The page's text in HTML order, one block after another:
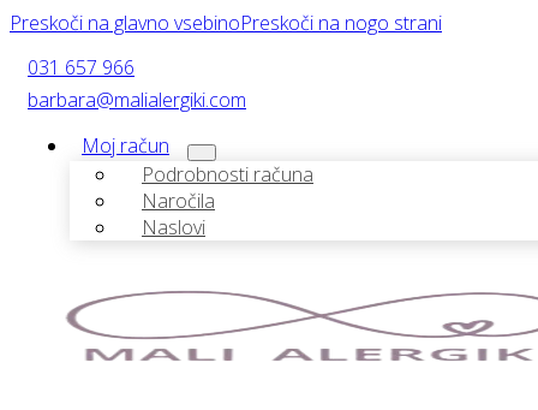
Preskoči na glavno vsebinoPreskoči na nogo strani
031 657 966
barbara@malialergiki.com
Moj račun
Podrobnosti računa
Naročila
Naslovi